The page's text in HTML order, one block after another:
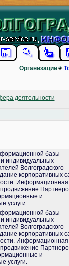
Организации
деятельности
базы
индивидуальных
Волгоградского
корпоративных
Информационная
и
услуги.
базы
индивидуальных
Волгоградского
корпоративных
Информационная
и
услуги.